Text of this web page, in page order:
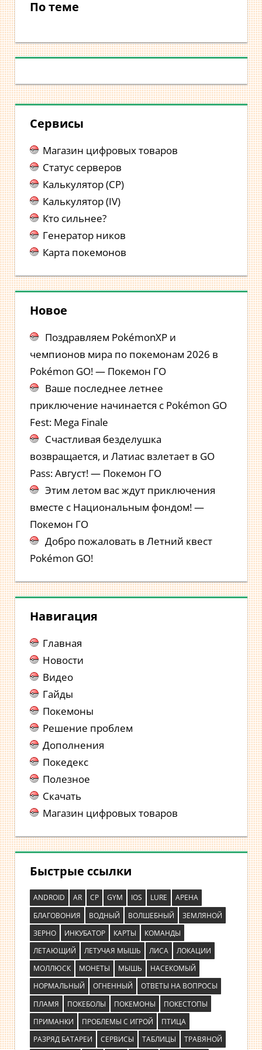
По теме
Сервисы
Магазин цифровых товаров
Статус серверов
Калькулятор (CP)
Калькулятор (IV)
Кто сильнее?
Генератор ников
Карта покемонов
Новое
Поздравляем PokémonXP и
чемпионов мира по покемонам 2026 в
Pokémon GO! — Покемон ГО
Ваше последнее летнее
приключение начинается с Pokémon GO
Fest: Mega Finale
Счастливая безделушка
возвращается, и Латиас взлетает в GO
Pass: Август! — Покемон ГО
Этим летом вас ждут приключения
вместе с Национальным фондом! —
Покемон ГО
Добро пожаловать в Летний квест
Pokémon GO!
Навигация
Главная
Новости
Видео
Гайды
Покемоны
Решение проблем
Дополнения
Покедекс
Полезное
Скачать
Магазин цифровых товаров
Быстрые ссылки
ANDROID AR CP GYM IOS LURE
АРЕНА
БЛАГОВОНИЯ
ВОДНЫЙ ВОЛШЕБНЫЙ
ЗЕМЛЯНОЙ
ЗЕРНО
ИНКУБАТОР КАРТЫ
КОМАНДЫ
ЛЕТАЮЩИЙ
ЛЕТУЧАЯ МЫШЬ ЛИСА
ЛОКАЦИИ
МОЛЛЮСК
МОНЕТЫ МЫШЬ
НАСЕКОМЫЙ
НОРМАЛЬНЫЙ
ОГНЕННЫЙ
ОТВЕТЫ НА ВОПРОСЫ
ПЛАМЯ
ПОКЕБОЛЫ ПОКЕМОНЫ
ПОКЕСТОПЫ
ПРИМАНКИ
ПРОБЛЕМЫ С ИГРОЙ
ПТИЦА
РАЗРЯД БАТАРЕИ
СЕРВИСЫ ТАБЛИЦЫ ТРАВЯНОЙ